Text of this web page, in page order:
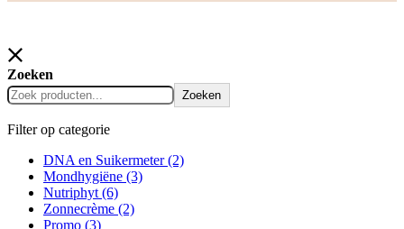
Zoeken
Zoeken
Filter op categorie
DNA en Suikermeter(2)
Mondhygiëne (3)
Nutriphyt (6)
Zonnecrème (2)
Promo (3)